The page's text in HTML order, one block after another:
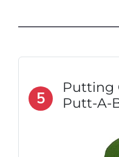
5
Putting
Putt-A-